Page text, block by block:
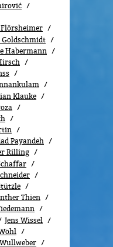
Goldschmidt
Habermann
Klauke
Payandeh
Rilling
Thien
Jens Wissel